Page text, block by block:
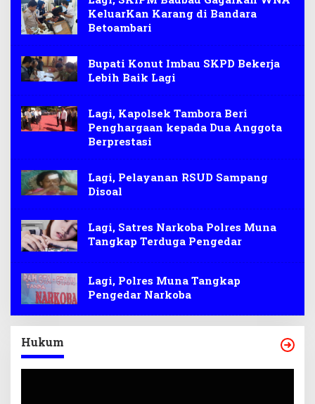
KeluarKan Karang di Bandara
Betoambari
Bupati Konut Imbau SKPD Bekerja
Lebih Baik Lagi
Lagi, Kapolsek Tambora Beri
Penghargaan kepada Dua Anggota
Berprestasi
Lagi, Pelayanan RSUD Sampang
Disoal
Lagi, Satres Narkoba Polres Muna
Tangkap Terduga Pengedar
Lagi, Polres Muna Tangkap
Pengedar Narkoba
Hukum